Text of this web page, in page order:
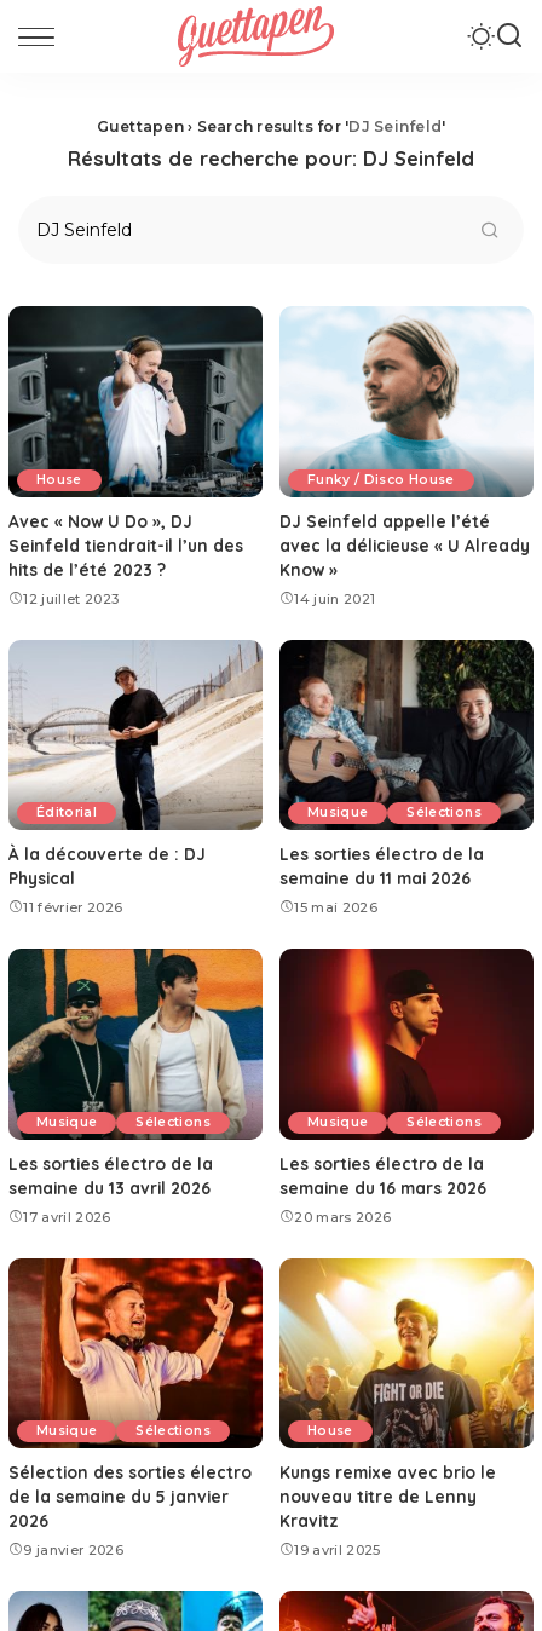
Guettapen› Search results for 'DJ Seinfeld '
Résultats de recherche pour: DJ Seinfeld
House
Avec « Now U Do », DJ
Seinfeld tiendrait-il l’un des
hits de l’été 2023 ?
12 juillet 2023
Funky / Disco House
DJ Seinfeld appelle l’été
avec la délicieuse « U Already
Know »
14 juin 2021
Éditorial
À la découverte de : DJ
Physical
11 février 2026
Musique Sélections
Les sorties électro de la
semaine du 11 mai 2026
15 mai 2026
Musique Sélections
Les sorties électro de la
semaine du 13 avril 2026
17 avril 2026
Musique Sélections
Les sorties électro de la
semaine du 16 mars 2026
20 mars 2026
Musique Sélections
Sélection des sorties électro
de la semaine du 5 janvier
2026
9 janvier 2026
House
Kungs remixe avec brio le
nouveau titre de Lenny
Kravitz
19 avril 2025